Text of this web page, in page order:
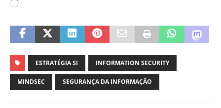
ESTRATÉGIA SI INFORMATION SECURITY
MINDSEC SEGURANÇA DA INFORMAÇÃO